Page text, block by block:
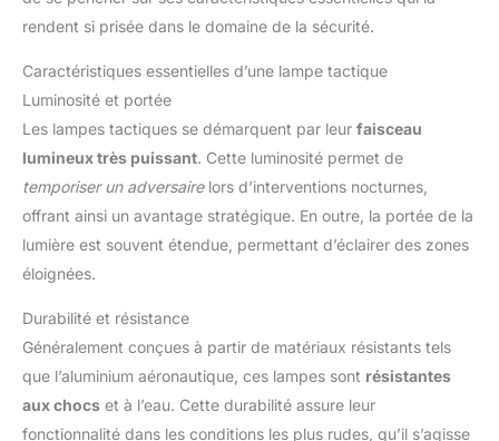
rendent si prisée dans le domaine de la sécurité.
Caractéristiques essentielles d’une lampe tactique
Luminosité et portée
Les lampes tactiques se démarquent par leur faisceau
lumineux très puissant. Cette luminosité permet de
temporiser un adversairelors d’interventions nocturnes,
offrant ainsi un avantage stratégique. En outre, la portée de la
lumière est souvent étendue, permettant d’éclairer des zones
éloignées.
Durabilité et résistance
Généralement conçues à partir de matériaux résistants tels
que l’aluminium aéronautique, ces lampes sont résistantes
aux chocs et à l’eau. Cette durabilité assure leur
fonctionnalité dans les conditions les plus rudes, qu’il s’agisse